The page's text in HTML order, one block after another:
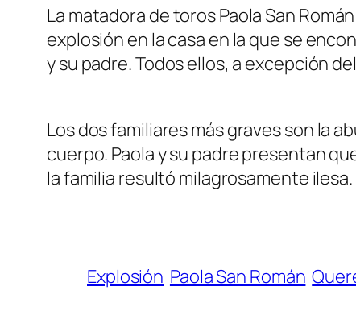
La matadora de toros Paola San
explosión en la casa en la que se
y su padre. Todos ellos, a excepción
Los dos familiares más graves son la
cuerpo. Paola y su padre presentan
la familia resultó milagrosamente ilesa.
Explosión Paola San Román